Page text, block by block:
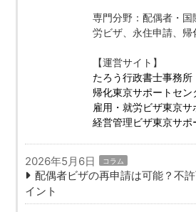
専門分野：配偶者・
労ビザ、永住申請、帰
【運営サイト】
たろう行政書士事務所
帰化東京サポートセン
雇用・就労ビザ東京
経営管理ビザ東京サポ
2026年5月6日 コラム
配偶者ビザの再申請は可能？不
イント